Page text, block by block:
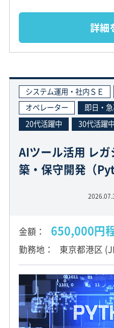
詳細
システム運用・社内ＳＥ
オペレーター
即日・
20代活躍中
30代活躍中
AIツール活用 レ
築・保守開発（
金額 650,000円
勤務地 東京都港区